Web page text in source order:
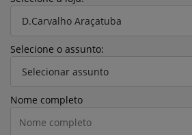
Selecione a loja:
Selecione o assunto:
Nome completo